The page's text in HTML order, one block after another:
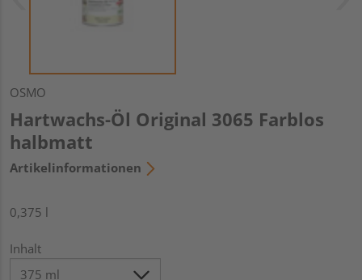
OSMO
Hartwachs-Öl Original 3065 Farblos
halbmatt
Artikelinformationen
0,375 l
Inhalt